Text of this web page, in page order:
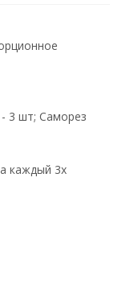
3 шт; Саморез
каждый 3х